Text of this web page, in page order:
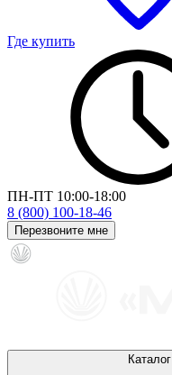
Где купить
ПН-ПТ 10:00-18:00
8 (800) 100-18-46
Перезвоните мне
Каталог